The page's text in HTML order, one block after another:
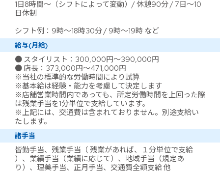
1日8時間～（シフトによって変動）/ 休憩90分 / 7日～10
日休制
シフト例：9時～18時30分 / 9時～19時 など
給与(月給)
● スタイリスト：300,000円～390,000円
● 店長：373,000円～471,000円
※当社の標準的な労働時間により試算
※基本給は経験・能力を考慮して決定します
※店舗営業時間内であっても、所定労働時間を上回った際
は残業手当を1分単位で支給しています。
※上記には、交通費は含まれておりません。別途支給い
たします。
諸手当
皆勤手当、残業手当（ 残業があれば、１分単位で支給
）、業績手当（業績に応じて）、地域手当（規定あ
り）、理美手当、正月手当、交通費全額支給 他